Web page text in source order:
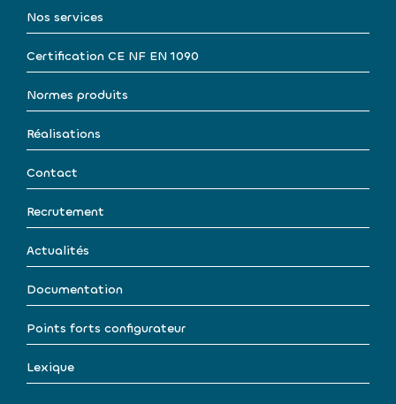
Nos services
Certification CE NF EN 1090
Normes produits
Réalisations
Contact
Recrutement
Actualités
Documentation
Points forts configurateur
Lexique